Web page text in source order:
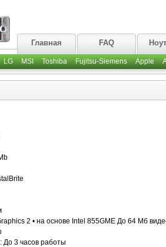
Главная FAQ
LG MSI Toshiba Fujitsu-Siemens Apple
2 • на основе Intel 855GME До 64 Мб
До 3 часов работы